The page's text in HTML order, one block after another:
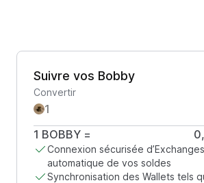
Suivre vos Bobby
Convertir
1 BOBBY =
Connexion sécurisée
automatique de vos soldes
Synchronisation des Wallets tels